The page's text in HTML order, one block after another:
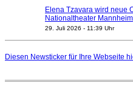
Elena Tzavara wird neue
Nationaltheater Mannheim
29. Juli 2026 - 11:39 Uhr
geht 2027
Kammerorchester
Diesen Newsticker für Ihre Webseite